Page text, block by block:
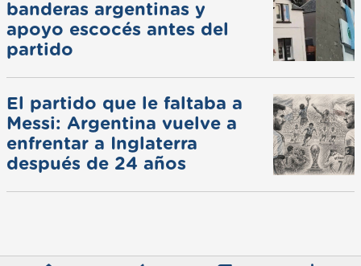
banderas argentinas y
apoyo escocés antes del
partido
El partido que le faltaba a
Messi: Argentina vuelve a
enfrentar a Inglaterra
después de 24 años